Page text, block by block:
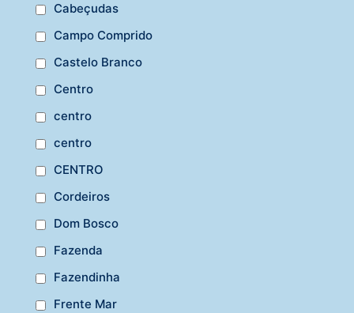
Cabeçudas
Campo Comprido
Castelo Branco
Centro
centro
centro
CENTRO
Cordeiros
Dom Bosco
Fazenda
Fazendinha
Frente Mar